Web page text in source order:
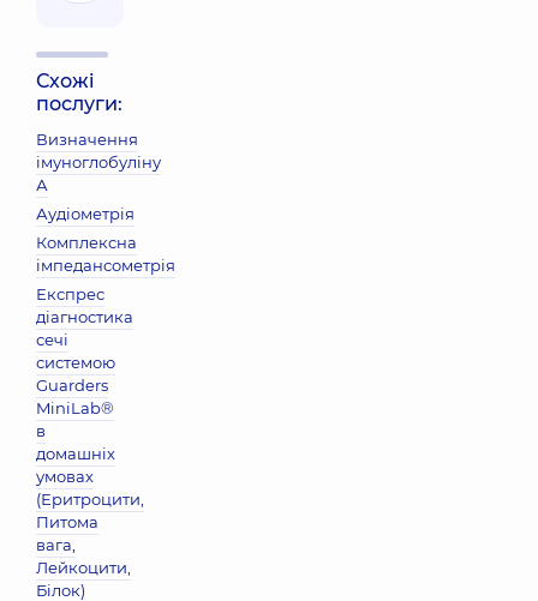
Схожі
послуги:
Визначення
імуноглобуліну
А
Аудіометрія
Комплексна
імпедансометрія
Експрес
діагностика
сечі
системою
Guarders
MiniLab®
в
домашніх
умовах
(Еритроцити,
Питома
вага,
Лейкоцити,
Бiлок)